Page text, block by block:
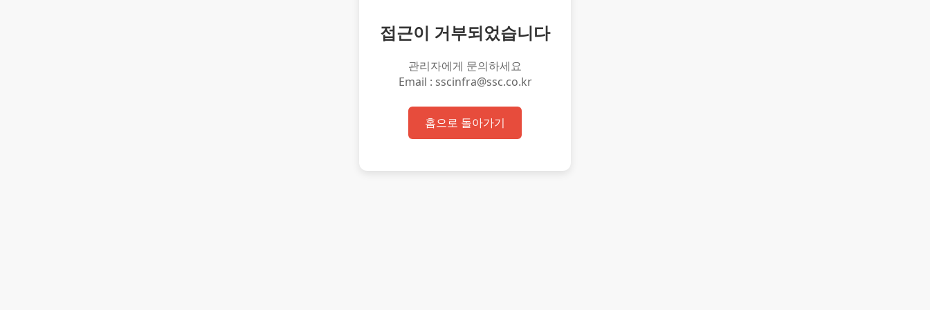
접근이 거부되었습니다
관리자에게 문의하세요
Email : sscinfra@ssc.co.kr
홈으로 돌아가기